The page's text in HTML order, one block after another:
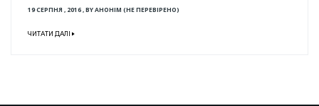
19 СЕРПНЯ , 2016,BYАНОНІМ (НЕ ПЕРЕВІРЕНО)
ЧИТАТИ ДАЛІ